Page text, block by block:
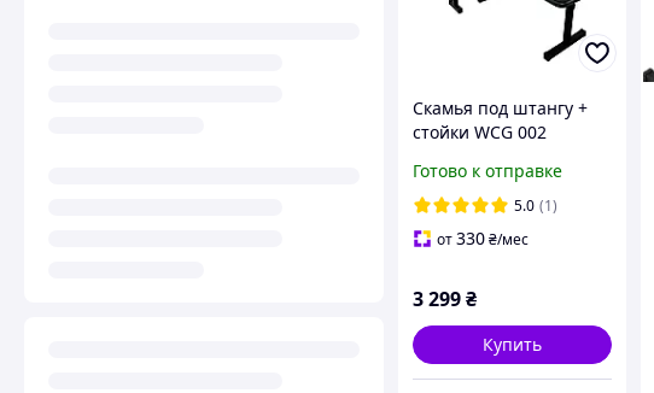
Скамья под штангу +
стойки WCG 002
Готово к отправке
5.0 (1)
от330₴/мес
3 299₴
Купить